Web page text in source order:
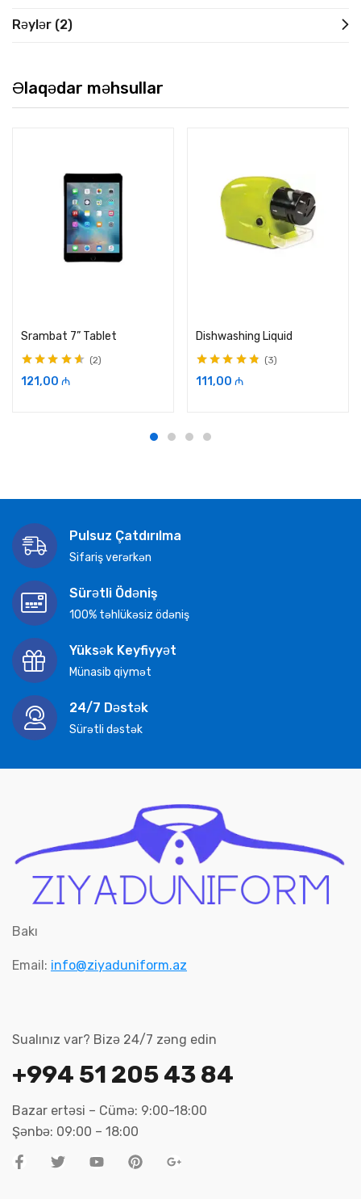
Rəylər (2)
Əlaqədar məhsullar
Srambat 7” Tablet
qiymətləndirilib
2
121,00 ₼
Dishwashing Liquid
qiymətləndirilib
3
111,00 ₼
Pulsuz Çatdırılma
Sifariş verərkən
Sürətli Ödəniş
100% təhlükəsiz ödəniş
Yüksək Keyfiyyət
Münasib qiymət
24/7 Dəstək
Sürətli dəstək
Bakı
Email: info@ziyaduniform.az
Sualınız var? Bizə 24/7 zəng edin
+994 51 205 43 84
Bazar ertəsi – Cümə: 9:00-18:00
Şənbə: 09:00 – 18:00